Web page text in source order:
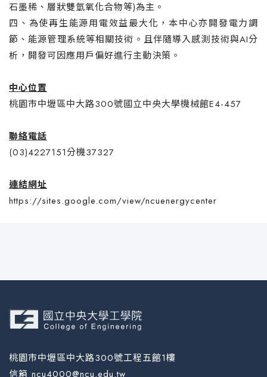
石墨稀、層狀雙氫氧化合物等)為主。
四、為使再生能源用電效益最大化，本中心亦開發電力調
節、能源管理系統等相關技術。且伴隨導入感測技術與AI分
析，開發可因應用戶偏好進行主動決策。
中心位置
桃園市中壢區中大路300號國立中央大學機械館E4-457
聯絡電話
(03)4227151分機37327
連結網址
https://sites.google.com/view/ncuenergycenter
桃園市中壢區中大路300號工程五館1樓
信箱 ncu4000@ncu.edu.tw